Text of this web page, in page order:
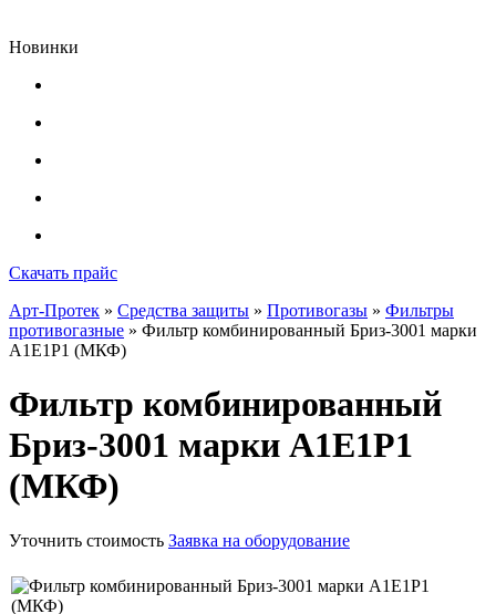
Новинки
Скачать прайс
Арт-Протек » Средства защиты » Противогазы » Фильтры
противогазные » Фильтр комбинированный Бриз-3001 марки
А1Е1Р1 (МКФ)
Фильтр комбинированный
Бриз-3001 марки А1Е1Р1
(МКФ)
Уточнить стоимость Заявка на оборудование